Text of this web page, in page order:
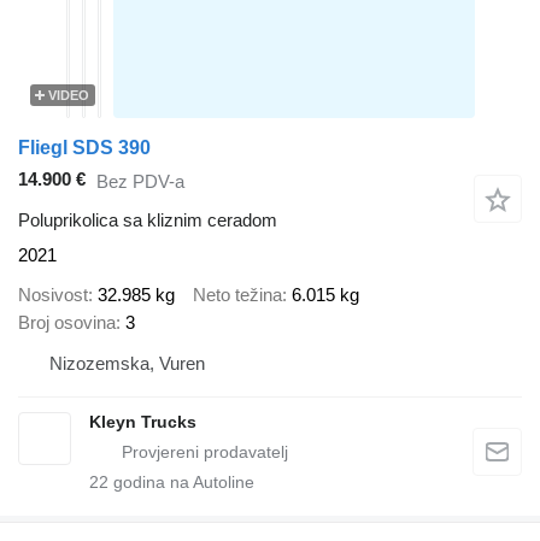
VIDEO
Fliegl SDS 390
14.900 € Bez PDV-a
Poluprikolica sa kliznim ceradom
2021
Nosivost 32.985 kg Neto težina 6.015 kg
Broj osovina 3
Nizozemska, Vuren
Kleyn Trucks
22 godina na Autoline